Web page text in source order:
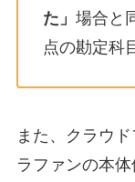
た」 場合と
点の勘定科
また、クラウ
ラファンの本体